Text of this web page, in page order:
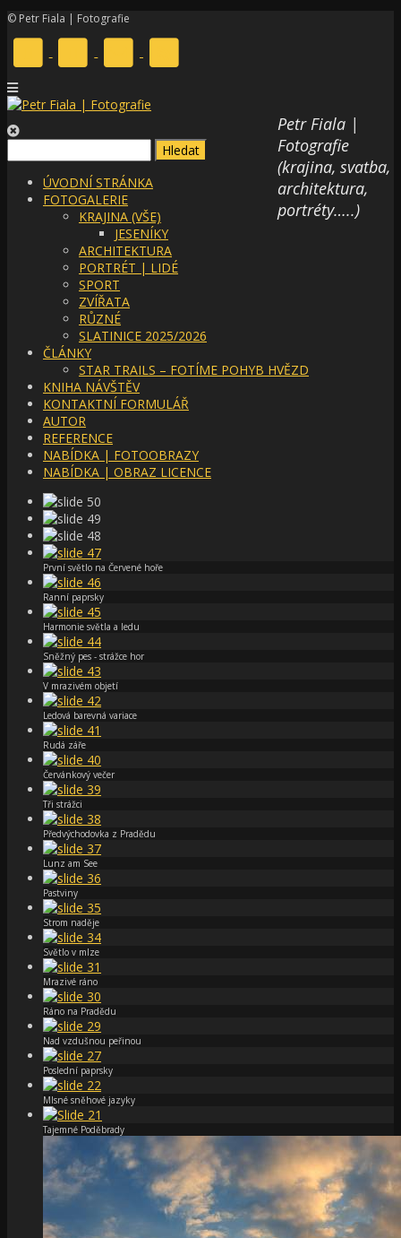
© Petr Fiala | Fotografie
Petr Fiala |
Fotografie
(krajina, svatba,
architektura,
portréty…..)
ÚVODNÍ STRÁNKA
FOTOGALERIE
KRAJINA (VŠE)
JESENÍKY
ARCHITEKTURA
PORTRÉT | LIDÉ
SPORT
ZVÍŘATA
RŮZNÉ
SLATINICE 2025/2026
ČLÁNKY
STAR TRAILS – FOTÍME POHYB HVĚZD
KNIHA NÁVŠTĚV
KONTAKTNÍ FORMULÁŘ
AUTOR
REFERENCE
NABÍDKA | FOTOOBRAZY
NABÍDKA | OBRAZ LICENCE
První světlo na Červené hoře
Ranní paprsky
Harmonie světla a ledu
Sněžný pes - strážce hor
V mrazivém objetí
Ledová barevná variace
Rudá záře
Červánkový večer
Tři strážci
Předvýchodovka z Pradědu
Lunz am See
Pastviny
Strom naděje
Světlo v mlze
Mrazivé ráno
Ráno na Pradědu
Nad vzdušnou peřinou
Poslední paprsky
Mlsné sněhové jazyky
Tajemné Poděbrady